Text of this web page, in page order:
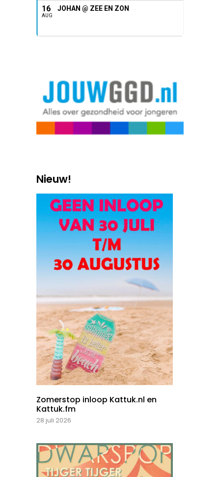
16
AUG
JOHAN @ ZEE EN ZON
Nieuw!
Zomerstop inloop Kattuk.nl en
Kattuk.fm
28 juli 2026